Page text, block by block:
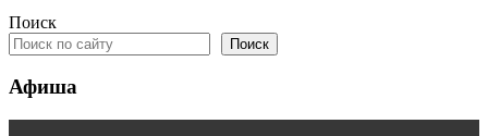
Поиск
Поиск
Афиша